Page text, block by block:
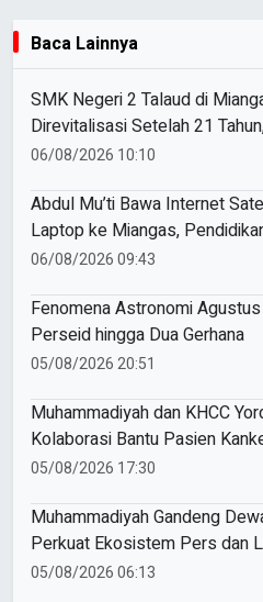
Baca Lainnya
SMK Negeri 2 Talaud di
Direvitalisasi Setelah 21
Pendidikan 3T Makin Berkualitas
06/08/2026 10:10
Abdul Mu’ti Bawa Internet
Laptop ke Miangas,
Negeri Makin Digital
06/08/2026 09:43
Fenomena Astronomi
Perseid hingga Dua Gerhana
05/08/2026 20:51
Muhammadiyah dan KHCC
Kolaborasi Bantu Pasien
Palestina
05/08/2026 17:30
Muhammadiyah Gandeng
Perkuat Ekosistem Pers dan
Nasional
05/08/2026 06:13